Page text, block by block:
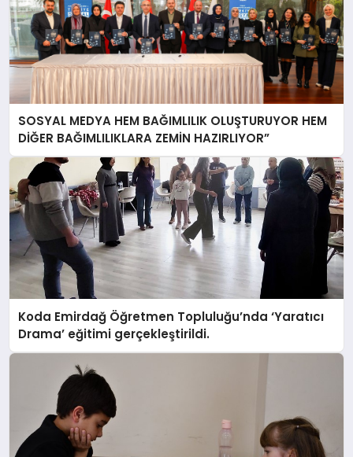
SOSYAL MEDYA HEM BAĞIMLILIK OLUŞTURUYOR HEM
DİĞER BAĞIMLILIKLARA ZEMİN HAZIRLIYOR”
Koda Emirdağ Öğretmen Topluluğu’nda ‘Yaratıcı
Drama’ eğitimi gerçekleştirildi.